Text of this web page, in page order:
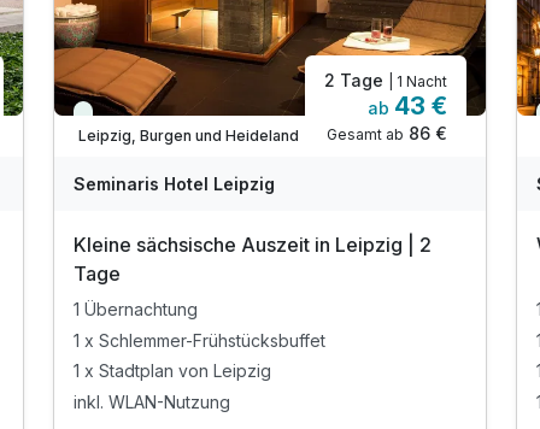
Viele Termine frei
Leipzig, Burgen und Heideland
2 Tage | 1 Nacht
ab 43 €
Gesamt ab 86 €
Seminaris Hotel Leipzig
Kleine sächsische Auszeit in Leipzig | 2
Tage
1 Übernachtung
1 x Schlemmer-Frühstücksbuffet
1 x Stadtplan von Leipzig
inkl. WLAN-Nutzung